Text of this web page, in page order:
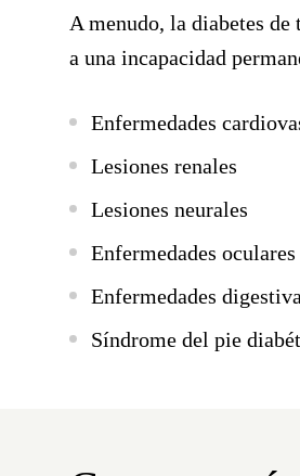
A menudo, la diabetes
a una incapacidad
Enfermedades
Lesiones renales
Lesiones neurales
Enfermedades
Enfermedades
Síndrome del pie